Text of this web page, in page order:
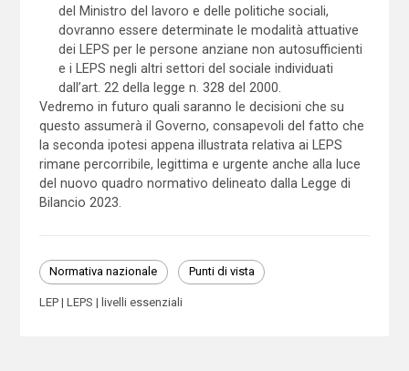
del Ministro del lavoro e delle politiche sociali,
dovranno essere determinate le modalità attuative
dei LEPS per le persone anziane non autosufficienti
e i LEPS negli altri settori del sociale individuati
dall’art. 22 della legge n. 328 del 2000.
Vedremo in futuro quali saranno le decisioni che su
questo assumerà il Governo, consapevoli del fatto che
la seconda ipotesi appena illustrata relativa ai LEPS
rimane percorribile, legittima e urgente anche alla luce
del nuovo quadro normativo delineato dalla Legge di
Bilancio 2023.
Normativa nazionale Punti di vista
LEP LEPS livelli essenziali